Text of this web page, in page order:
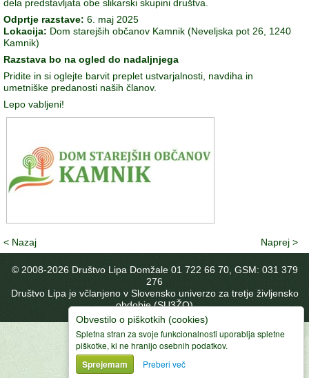
dela predstavljata obe slikarski skupini društva.
Odprtje razstave: 6. maj 2025
Lokacija: Dom starejših občanov Kamnik (Neveljska pot 26, 1240
Kamnik)
Razstava bo na ogled do nadaljnjega
Pridite in si oglejte barvit preplet ustvarjalnosti, navdiha in
umetniške predanosti naših članov.
Lepo vabljeni!
< Nazaj Naprej >
© 2008-2026 Društvo Lipa Domžale 01 722 66 70, GSM: 031 379
276
Društvo Lipa je včlanjeno v Slovensko univerzo za tretje življensko
obdobje (SU3ŽO)
Obvestilo o piškotkih (cookies)
Spletna stran za svoje funkcionalnosti uporablja spletne
piškotke, ki ne hranijo osebnih podatkov.
Sprejemam Preberi več